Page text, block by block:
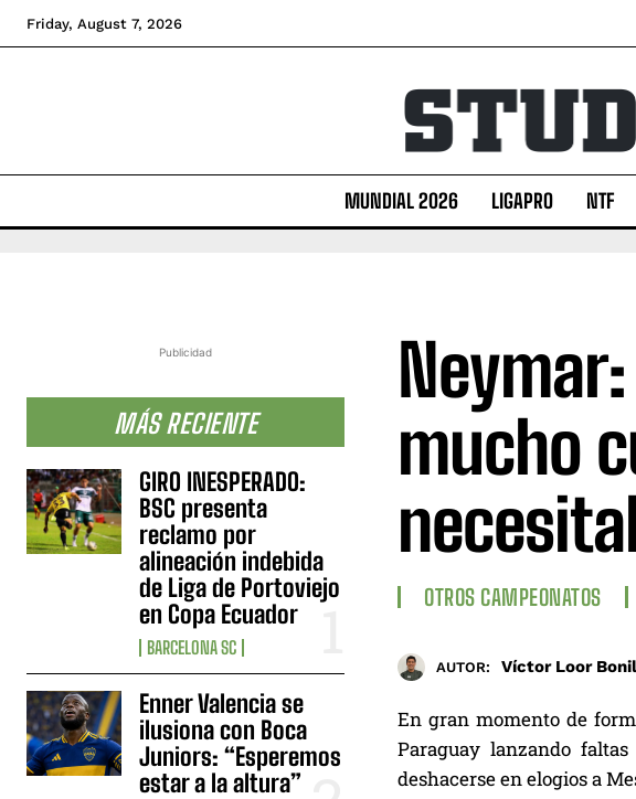
Friday, August 7, 2026
MUNDIAL 2026 LIGAPRO NTF
Publicidad
MÁS RECIENTE
GIRO INESPERADO:
BSC presenta
reclamo por
alineación indebida
de Liga de Portoviejo
en Copa Ecuador
BARCELONA SC
Enner Valencia se
ilusiona con Boca
Juniors: “Esperemos
estar a la altura”
mucho
OTROS CAMPEONATOS
AUTOR: Víctor Loor
En gran momento de
Paraguay lanzando
deshacerse en elogios a